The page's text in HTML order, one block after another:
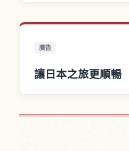
廣告
讓日本之旅更順暢